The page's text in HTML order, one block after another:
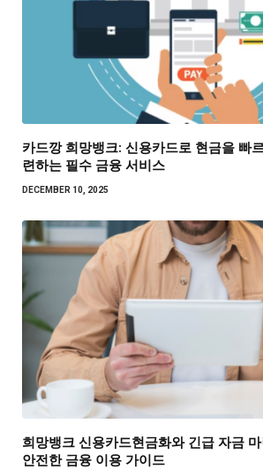
카드깡 희망뱅크: 신용카드로 현금을 빠
련하는 필수 금융 서비스
DECEMBER 10, 2025
희망뱅크 신용카드현금화와 긴급 자금
안전한 금융 이용 가이드